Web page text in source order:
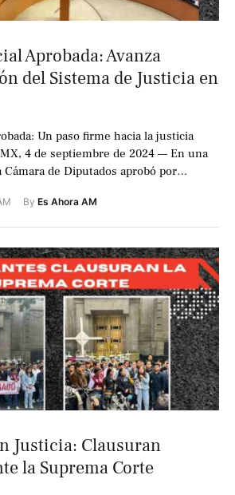
Aprobada: Avanza
del Sistema de Justicia en
Un paso firme hacia la justicia
4 de septiembre de 2024 — En una
de Diputados aprobó por
By Es Ahora AM
Justicia: Clausuran
la Suprema Corte